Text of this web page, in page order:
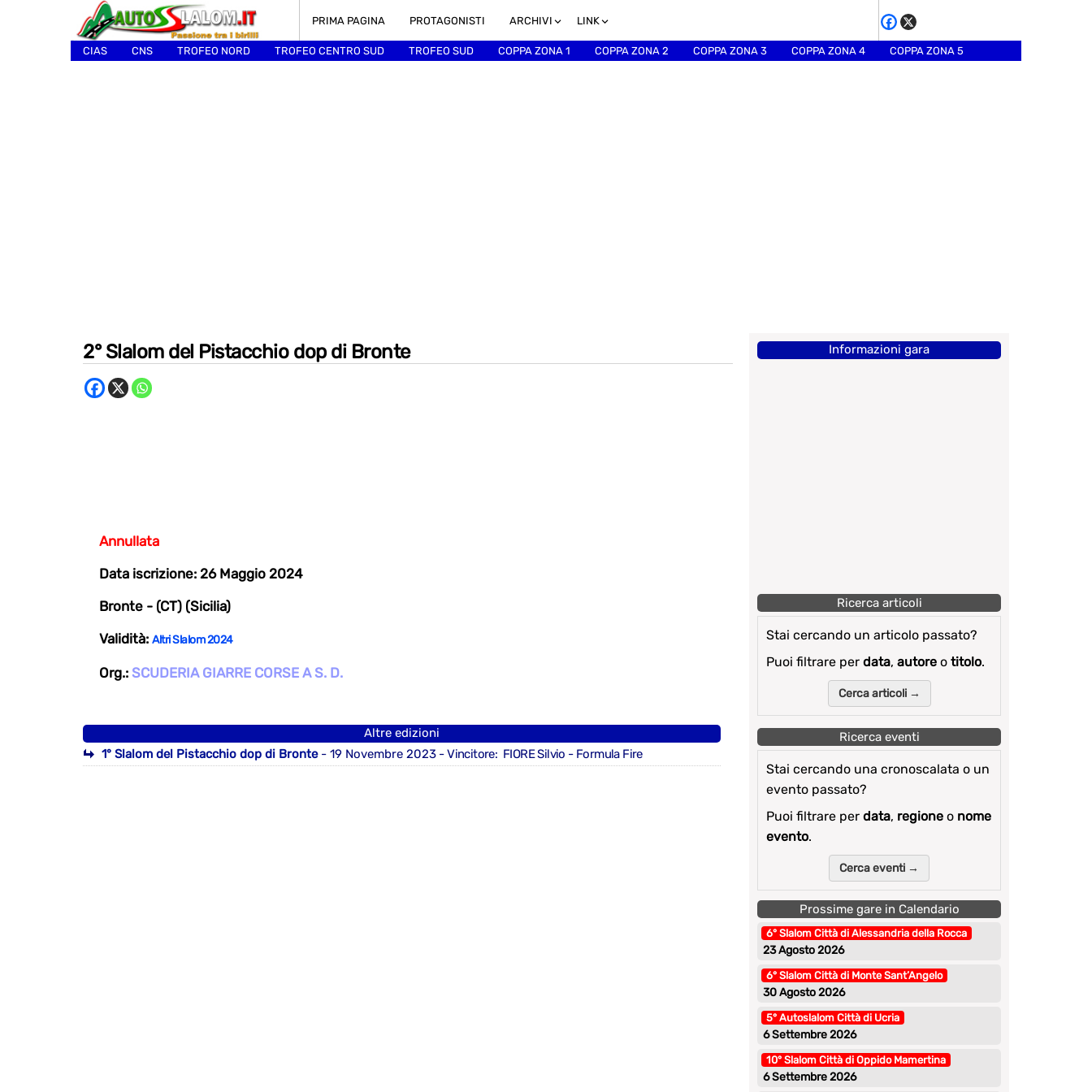
PRIMA PAGINA PROTAGONISTI ARCHIVI LINK
CIAS CNS TROFEO NORD TROFEO CENTRO SUD TROFEO SUD COPPA ZONA 1 COPPA ZONA 2 COPPA ZONA 3 COPPA ZONA 4
COPPA ZONA 5
2° Slalom del Pistacchio dop di Bronte
Annullata
Data iscrizione: 26 Maggio 2024
Bronte - (CT) (Sicilia)
Validità: Altri Slalom 2024
Org.: SCUDERIA GIARRE CORSE A S. D.
Informazioni gara
Ricerca articoli
Stai cercando un articolo passato?
Puoi filtrare per data, autore o titolo.
Cerca articoli →
Ricerca eventi
Stai cercando una cronoscalata o un
evento passato?
Puoi filtrare per data, regione o nome
evento.
Cerca eventi →
Prossime gare in Calendario
6° Slalom Città di Alessandria della Rocca
23 Agosto 2026
6° Slalom Città di Monte Sant’Angelo
30 Agosto 2026
5° Autoslalom Città di Ucria
6 Settembre 2026
10° Slalom Città di Oppido Mamertina
6 Settembre 2026
Altre edizioni
1° Slalom del Pistacchio dop di Bronte- 19 Novembre 2023 - Vincitore: FIORE Silvio - Formula Fire